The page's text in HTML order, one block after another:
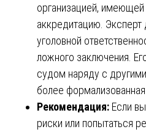
организацией,
аккредитацию. Эксперт
уголовной
ложного заключения.
судом наряду с
более
Рекомендация: Если
риски или попытаться